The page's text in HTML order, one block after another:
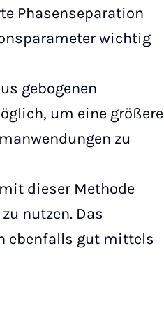
Phasenseparation
wichtig
gebogenen
um eine größere
zu
dieser Methode
nutzen. Das
ebenfalls gut mittels